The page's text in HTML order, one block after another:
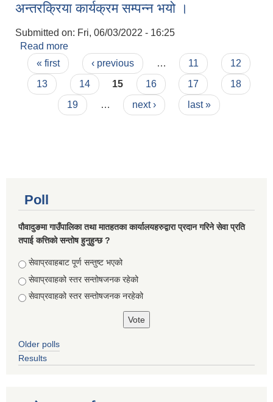
अन्तरक्रिया कार्यक्रम सम्पन्न भयो ।
Submitted on: Fri, 06/03/2022 - 16:25
Read more
समिति, बाल संरक्षक र बालक्लबका सदस्यबिच अन्तरक्रिया
कार्यक्रम सम्पन्न भयो ।
Pages
« first ‹ previous … 11
12
13
14 15 16 17
18
19
… next › last »
Poll
पौवादुङमा गाउँपालिका तथा मातहतका कार्यालयहरुद्वारा प्रदान गरिने सेवा प्रति
तपाई कत्तिको सन्तोष हुनुहुन्छ ?
Choices
सेवाप्रवाहबाट पूर्ण सन्तुष्ट भएको
सेवाप्रवाहको स्तर सन्तोषजनक रहेको
सेवाप्रवाहको स्तर सन्तोषजनक नरहेको
Older polls
Results